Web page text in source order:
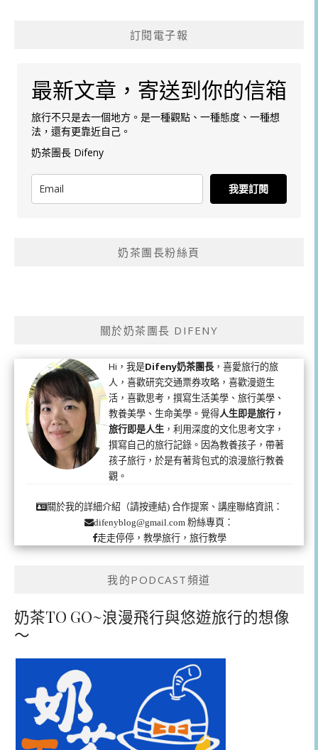
訂閱電子報
最新文章，寄送到你的信箱
旅行不只是去一個地方。是一種觀點、一種態度、一種想
法，還有更靠近自己。
奶茶團長 Difeny
我要訂閱
奶茶團長粉絲頁
關於奶茶團長 DIFENY
Hi，我是Difeny奶茶團長 ，喜愛旅行的旅
人，喜歡研究交通票券攻略，喜歡漫遊生
活，喜歡思考，撰寫生活美學、旅行美學、
教養美學、生命美學。覺得人生即是旅行，
旅行即是人生 ，利用深度的文化思考文字，
撰寫自己的旅行記錄。因為教養孩子，帶著
孩子旅行，於是有著背包式的浪漫旅行教養
觀。
關於我的詳細介紹（請按連結)合作提案、講座聯絡資訊：
difenyblog@gmail.com 粉絲專頁：
走走停停，教學旅行，旅行教學
我的PODCAST頻道
奶茶TO GO~浪漫飛行與悠遊旅行的想像
～